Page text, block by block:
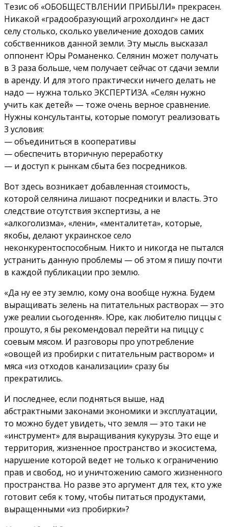
Тезис об «ОБОБЩЕСТВЛЕНИИ ПРИБЫЛИ» прекрасен.
Никакой «градообразующий агрохолдинг» не даст
селу столько, сколько увеличение доходов самих
собственников данной земли. Эту мысль высказал
оппонент Юры Романенко. Селянин может получать
в 3 раза больше, чем получает сейчас от сдачи земли
в аренду. И для этого практически ничего делать не
надо — нужна только ЭКСПЕРТИЗА. «Селян нужно
учить как детей» — тоже очень верное сравнение.
Нужны консультанты, которые помогут реализовать
3 условия:
— объединиться в кооперативы
— обеспечить вторичную переработку
— и доступ к рынкам сбыта без посредников.
Вот здесь возникает добавленная стоимость,
которой селянина лишают посредники и власть. Это
следствие отсутствия экспертизы, а не
«алкоголизма», «лени», «менталитета», которые,
якобы, делают украинское село
неконкурентоспособным. Никто и никогда не пытался
устранить данную проблемы — об этом я пишу почти
в каждой публикации про землю.
«Да ну ее эту землю, кому она вообще нужна. Будем
выращивать зелень на питательных растворах — это
уже реалии сьогодення». Юре, как любителю пиццы с
прошуто, я бы рекомендовал перейти на пиццу с
соевым мясом. И разговоры про употребление
«овощей из пробирки с питательным раствором» и
мяса «из отходов канализации» сразу бы
прекратились.
И последнее, если подняться выше, над
абстрактными законами экономики и эксплуатации,
то можно будет увидеть, что земля — это таки не
«инструмент» для выращивания кукурузы. Это еще и
территория, жизненное пространство и экосистема,
нарушение которой ведет не только к ограничению
прав и свобод, но и уничтожению самого жизненного
пространства. Но разве это аргумент для тех, кто уже
готовит себя к тому, чтобы питаться продуктами,
выращенными «из пробирки»?